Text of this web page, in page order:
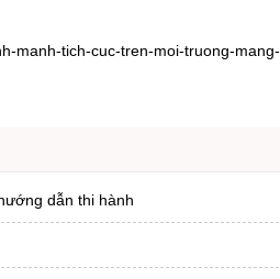
manh-tich-cuc-tren-moi-truong-mang-
dẫn thi hành